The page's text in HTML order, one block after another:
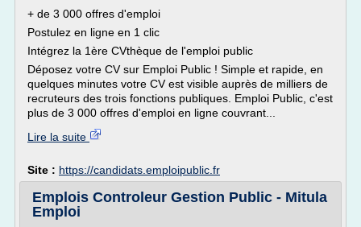
+ de 3 000 offres d'emploi
Postulez en ligne en 1 clic
Intégrez la 1ère CVthèque de l'emploi public
Déposez votre CV sur Emploi Public ! Simple et rapide, en
quelques minutes votre CV est visible auprès de milliers de
recruteurs des trois fonctions publiques. Emploi Public, c'est
plus de 3 000 offres d'emploi en ligne couvrant...
Lire la suite
Site : https://candidats.emploipublic.fr
Emplois Controleur Gestion Public - Mitula
Emploi